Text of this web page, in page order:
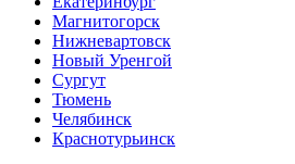
Магнитогорск
Нижневартовск
Новый Уренгой
Сургут
Тюмень
Челябинск
Краснотурьинск